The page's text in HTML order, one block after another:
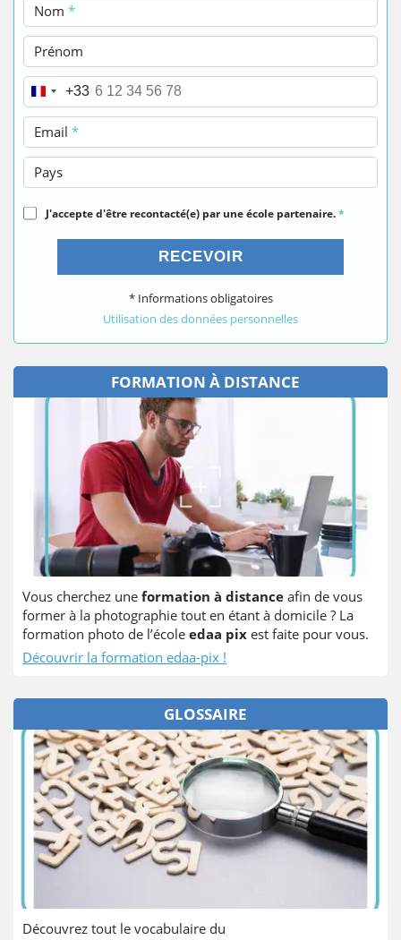
Nom *
Prénom
Téléphone *
+33
Email *
Pays
J'accepte d'être recontacté(e) par une école partenaire.*
RECEVOIR
* Informations obligatoires
Utilisation des données personnelles
FORMATION À DISTANCE
Vous cherchez une formation à distance afin de vous
former à la photographie tout en étant à domicile ? La
formation photo de l’école edaa pix est faite pour vous.
Découvrir la formation edaa-pix !
GLOSSAIRE
Découvrez tout le vocabulaire du